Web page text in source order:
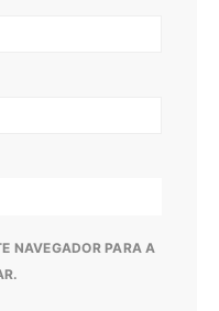
NAVEGADOR PARA A